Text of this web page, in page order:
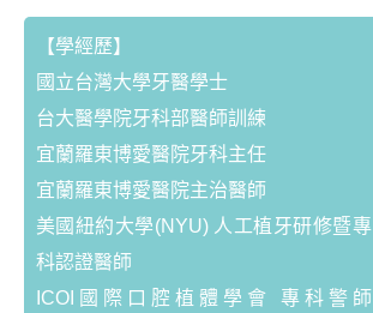
【學經歷】
國立台灣大學牙醫學士
台大醫學院牙科部醫師訓練
宜蘭羅東博愛醫院牙科主任
宜蘭羅東博愛醫院主治醫師
美國紐約大學(NYU) 人工植牙研修暨專
科認證醫師
ICOI國際口腔植體學會 專科警師